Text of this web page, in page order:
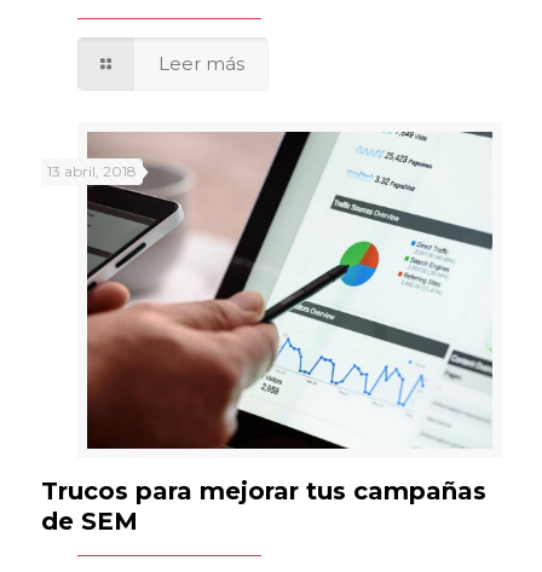
Leer más
13 abril, 2018
Trucos para mejorar tus campañas
de SEM